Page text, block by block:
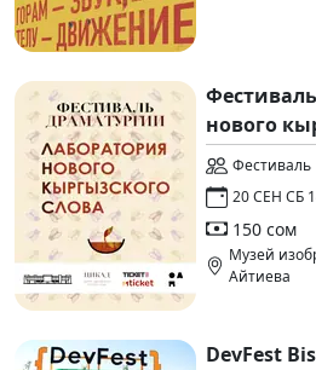
нового
Фестиваль
20 СЕН СБ
150 сом
Музей
Айтиева
DevFest